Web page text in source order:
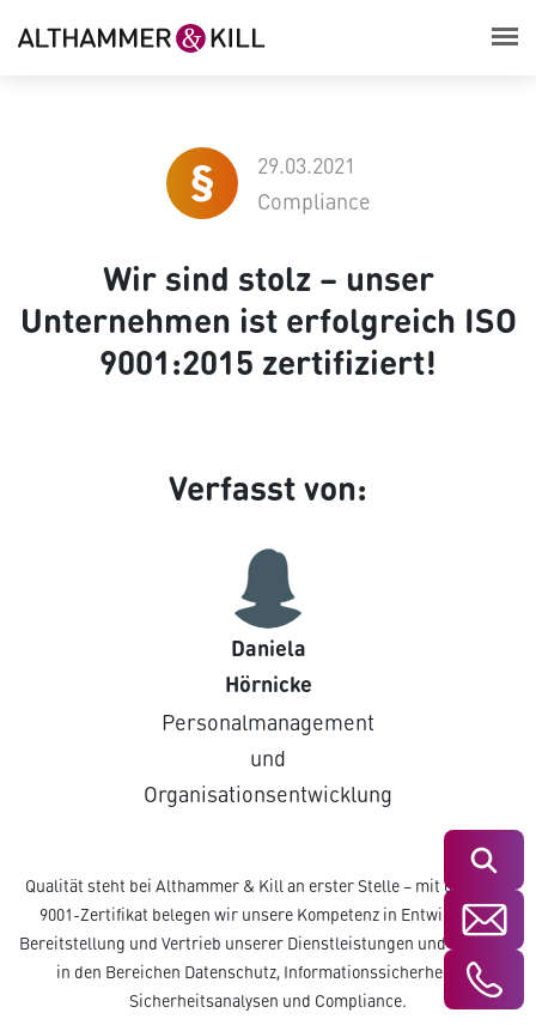
Suchen
29.03.2021
Compliance
Wir sind stolz – unser
Unternehmen ist erfolgreich ISO
9001:2015 zertifiziert!
Verfasst von:
Daniela
Hörnicke
Personalmanagement
und
Organisationsentwicklung
Qualität steht bei Althammer & Kill an erster Stelle – mit dem ISO-
9001-Zertifikat belegen wir unsere Kompetenz in Entwicklung,
Bereitstellung und Vertrieb unserer Dienstleistungen und Produkte
in den Bereichen Datenschutz, Informationssicherheit, IT-
Sicherheitsanalysen und Compliance.